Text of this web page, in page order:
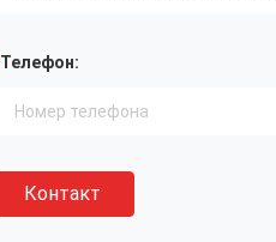
Телефон:
Контакт